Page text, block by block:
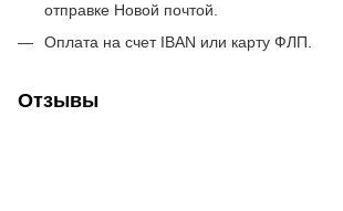
отправке Новой почтой.
Оплата на счет IBAN или карту ФЛП.
Отзывы